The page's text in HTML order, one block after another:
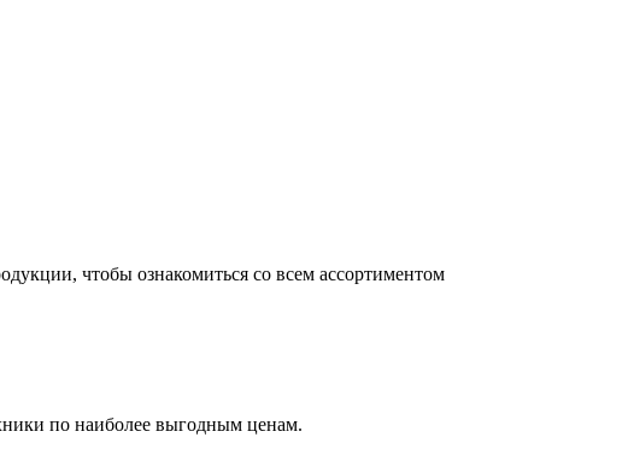
чтобы ознакомиться со всем ассортиментом
по наиболее выгодным ценам.